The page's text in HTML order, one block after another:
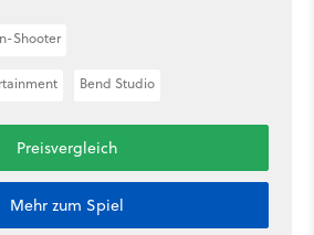
Shooter
Bend Studio
Preisvergleich
Mehr zum Spiel